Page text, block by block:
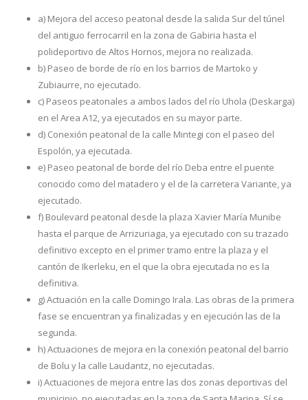
a) Mejora del acceso peatonal desde la salida Sur del túnel
del antiguo ferrocarril en la zona de Gabiria hasta el
polideportivo de Altos Hornos, mejora no realizada.
b) Paseo de borde de río en los barrios de Martoko y
Zubiaurre, no ejecutado.
c) Paseos peatonales a ambos lados del río Uhola (Deskarga)
en el Area A12, ya ejecutados en su mayor parte.
d) Conexión peatonal de la calle Mintegi con el paseo del
Espolón, ya ejecutada.
e) Paseo peatonal de borde del río Deba entre el puente
conocido como del matadero y el de la carretera Variante, ya
ejecutado.
f) Boulevard peatonal desde la plaza Xavier María Munibe
hasta el parque de Arrizuriaga, ya ejecutado con su trazado
definitivo excepto en el primer tramo entre la plaza y el
cantón de Ikerleku, en el que la obra ejecutada no es la
definitiva.
g) Actuación en la calle Domingo Irala. Las obras de la primera
fase se encuentran ya finalizadas y en ejecución las de la
segunda.
h) Actuaciones de mejora en la conexión peatonal del barrio
de Bolu y la calle Laudantz, no ejecutadas.
i) Actuaciones de mejora entre las dos zonas deportivas del